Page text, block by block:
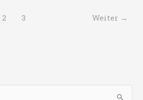
2 3 Weiter →